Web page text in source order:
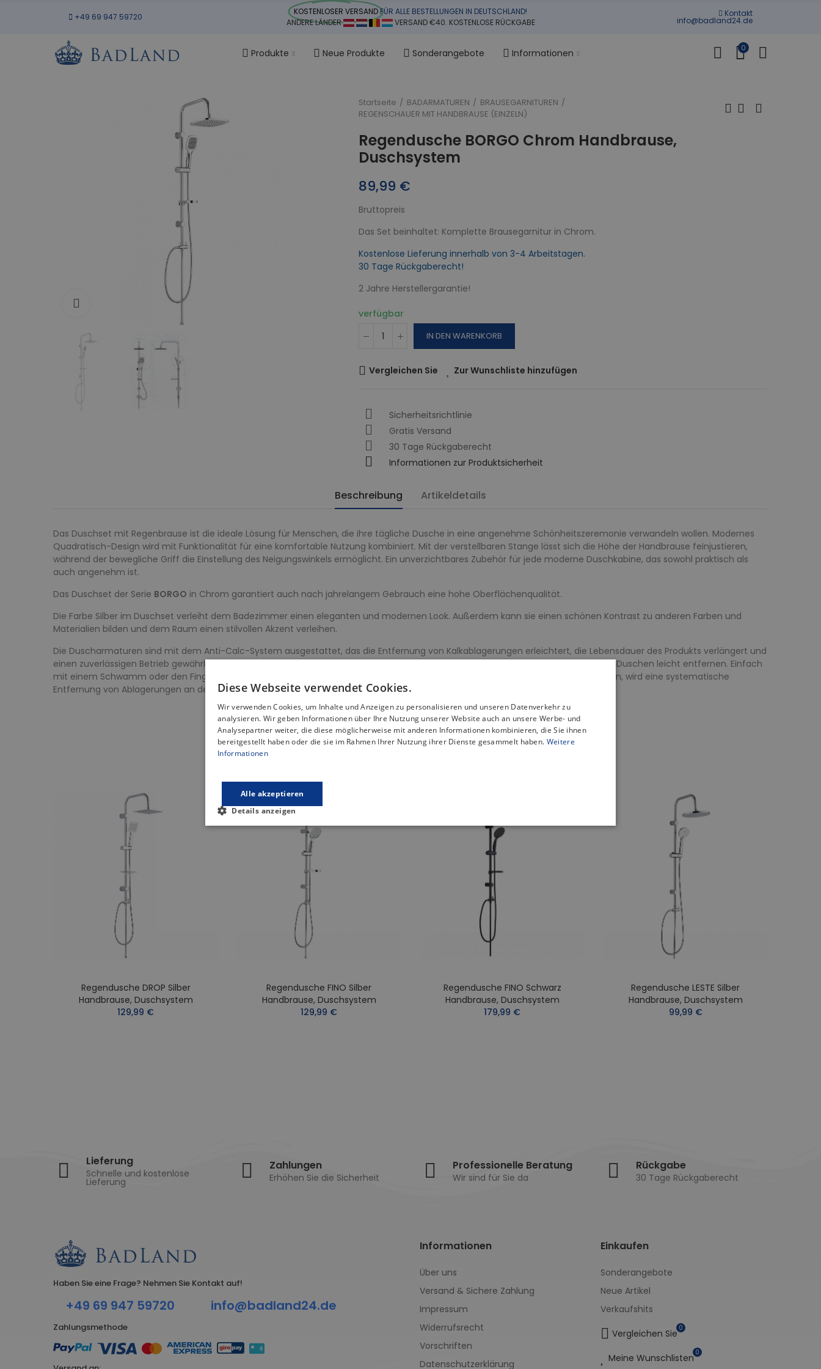
+49 69 947 59720
KOSTENLOSER VERSANDFÜR ALLE BESTELLUNGEN IN DEUTSCHLAND!
ANDERE LÄNDER
VERSAND €40. KOSTENLOSE RÜCKGABE
Kontakt
info@badland24.de
Produkte Neue Produkte Sonderangebote Informationen 0
Zum Vergrößern anklicken
Startseite BADARMATUREN
BRAUSEGARNITUREN
REGENSCHAUER MIT HANDBRAUSE (EINZELN)
Regendusche BORGO Chrom Handbrause,
Duschsystem
89,99 €
Bruttopreis
Das Set beinhaltet: Komplette Brausegarnitur in Chrom.
Kostenlose Lieferung innerhalb von 3-4 Arbeitstagen.
30 Tage Rückgaberecht!
2 Jahre Herstellergarantie!
verfügbar
IN DEN WARENKORB
Vergleichen Sie Zur Wunschliste hinzufügen
Sicherheitsrichtlinie
Gratis Versand
30 Tage Rückgaberecht
Informationen zur Produktsicherheit
Beschreibung Artikeldetails
Das Duschset mit Regenbrause ist die ideale Lösung für Menschen, die ihre tägliche Dusche in eine angenehme Schönheitszeremonie verwandeln wollen. Modernes
Quadratisch-Design wird mit Funktionalität für eine komfortable Nutzung kombiniert. Mit der verstellbaren Stange lässt sich die Höhe der Handbrause feinjustieren,
während der bewegliche Griff die Einstellung des Neigungswinkels ermöglicht. Ein unverzichtbares Zubehör für jede moderne Duschkabine, das sowohl praktisch als
auch angenehm ist.
Das Duschset der Serie BORGO in Chrom garantiert auch nach jahrelangem Gebrauch eine hohe Oberflächenqualität.
Die Farbe Silber im Duschset verleiht dem Badezimmer einen eleganten und modernen Look. Außerdem kann sie einen schönen Kontrast zu anderen Farben und
Materialien bilden und dem Raum einen stilvollen Akzent verleihen.
Die Duscharmaturen sind mit dem Anti-Calc-System ausgestattet, das die Entfernung von Kalkablagerungen erleichtert, die Lebensdauer des Produkts verlängert und
einen zuverlässigen Betrieb gewährleistet. Dank der Silikonspitzen an der Regenbrause lassen sich Kalkablagerungen beim täglichen Duschen leicht entfernen. Einfach
mit einem Schwamm oder den Fingern sanft abwischen und die Armatur sieht aus wie neu. Um die Ästhetik des Produkts zu erhalten, wird eine systematische
Entfernung von Ablagerungen an den Düsen empfohlen.
Produkt Gleiche Kategorie
Regendusche DROP Silber
Handbrause, Duschsystem
129,99 €
Regendusche FINO Silber
Handbrause, Duschsystem
129,99 €
Regendusche FINO Schwarz
Handbrause, Duschsystem
179,99 €
Regendusche LESTE Silber
Handbrause, Duschsystem
99,99 €
Lieferung
Schnelle und kostenlose
Lieferung
Zahlungen
Erhöhen Sie die Sicherheit
Professionelle Beratung
Wir sind für Sie da
Rückgabe
30 Tage Rückgaberecht
Haben Sie eine Frage? Nehmen Sie Kontakt auf!
+49 69 947 59720 info@badland24.de
Zahlungsmethode
Informationen
Über uns
Versand & Sichere Zahlung
Impressum
Widerrufsrecht
Vorschriften
Datenschutzerklärung
Einkaufen
Sonderangebote
Neue Artikel
Verkaufshits
Vergleichen Sie 0
Meine Wunschlisten 0
Diese Webseite verwendet Cookies.
Wir verwenden Cookies, um Inhalte und Anzeigen zu personalisieren und unseren Datenverkehr zu
analysieren. Wir geben Informationen über Ihre Nutzung unserer Website auch an unsere Werbe- und
Analysepartner weiter, die diese möglicherweise mit anderen Informationen kombinieren, die Sie ihnen
bereitgestellt haben oder die sie im Rahmen Ihrer Nutzung ihrer Dienste gesammelt haben. Weitere
Informationen
Alle akzeptieren
Details anzeigen